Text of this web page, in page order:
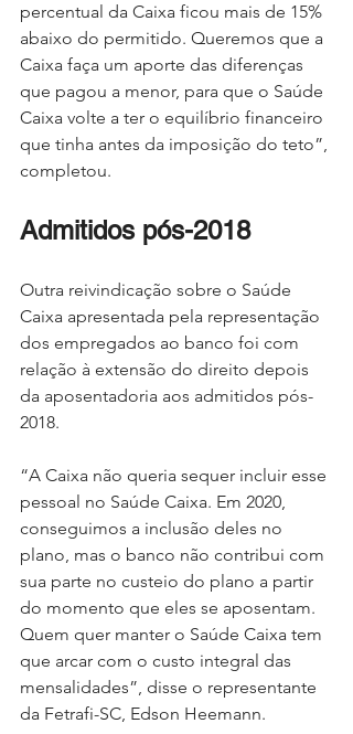
percentual da Caixa ficou mais de 15%
abaixo do permitido. Queremos que a
Caixa faça um aporte das diferenças
que pagou a menor, para que o Saúde
Caixa volte a ter o equilíbrio financeiro
que tinha antes da imposição do teto”,
completou.
Admitidos pós-2018
Outra reivindicação sobre o Saúde
Caixa apresentada pela representação
dos empregados ao banco foi com
relação à extensão do direito depois
da aposentadoria aos admitidos pós-
2018.
“A Caixa não queria sequer incluir esse
pessoal no Saúde Caixa. Em 2020,
conseguimos a inclusão deles no
plano, mas o banco não contribui com
sua parte no custeio do plano a partir
do momento que eles se aposentam.
Quem quer manter o Saúde Caixa tem
que arcar com o custo integral das
mensalidades”, disse o representante
da Fetrafi-SC, Edson Heemann.